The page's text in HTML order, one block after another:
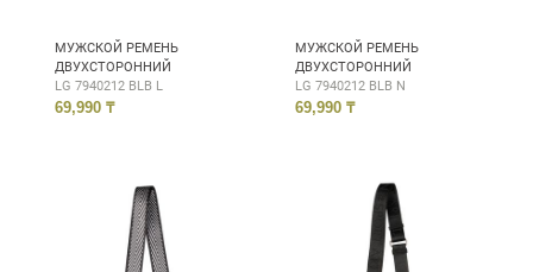
МУЖСКОЙ РЕМЕНЬ
ДВУХСТОРОННИЙ
LG 7940212 BLB L
69,990 ₸
МУЖСКОЙ РЕМЕНЬ
ДВУХСТОРОННИЙ
LG 7940212 BLB N
69,990 ₸